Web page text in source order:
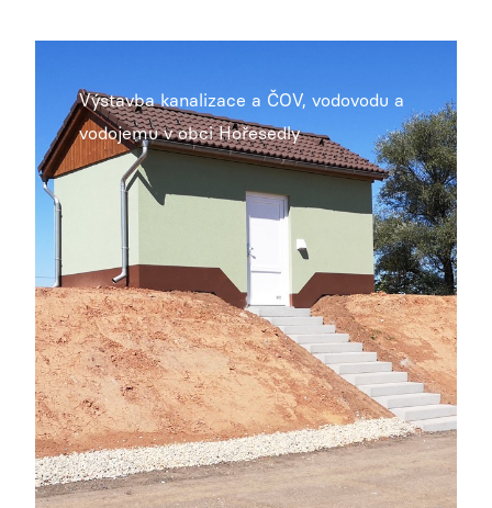
Výstavba kanalizace a ČOV, vodovodu a
vodojemu v obci Hořesedly